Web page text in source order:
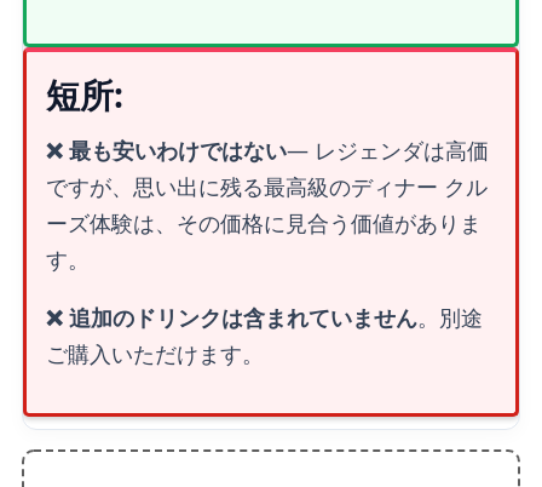
短所:
❌ 最も安いわけではない— レジェンダは高価
ですが、思い出に残る最高級のディナー クル
ーズ体験は、その価格に見合う価値がありま
す。
❌ 追加のドリンクは含まれていません。別途
ご購入いただけます。